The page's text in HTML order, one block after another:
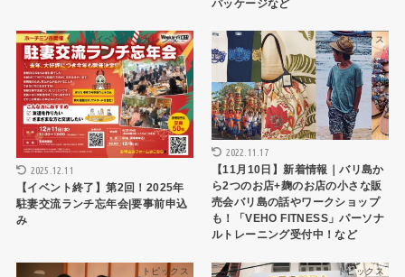
パッケージなど
イベント・カレンダー
2025.12.11
【イベント終了】第2回！2025年
駐妻交流ランチ忘年会|要事前申込
み
トピックス
2022.11.17
【11月10日】新着情報｜バリ島か
ら2つのお店+麹のお店の小さな販
売会バリ島の話やワークショップ
も！「VEHO FITNESS」パーソナ
ルトレーニング受付中！など
トピックス トピックス